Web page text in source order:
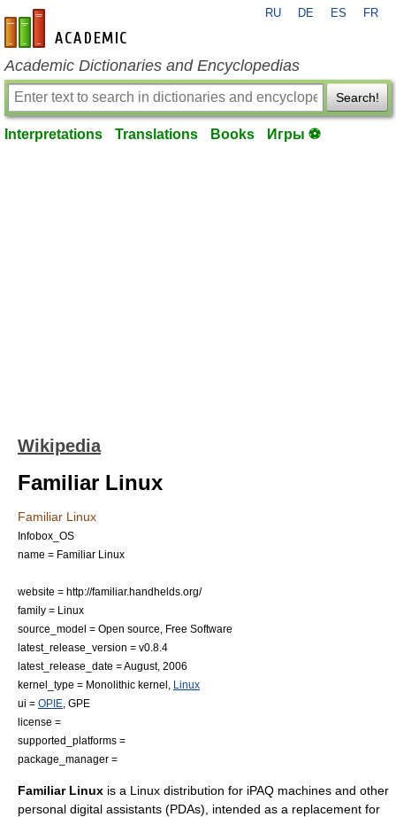
en-academic.com
RU DE ES FR
Academic Dictionaries and Encyclopedias
Search!
Interpretations Translations Books Игры ⚽
Wikipedia
Familiar Linux
Familiar Linux
Infobox_OS
name = Familiar Linux
website = http://familiar.handhelds.org/
family = Linux
source_model = Open source
Free Software
latest_release_version = v0.8.4
latest_release_date = August, 2006
kernel_type = Monolithic kernel
Linux
ui = OPIE , GPE
license =
supported_platforms =
package_manager =
Familiar Linux is a Linux distribution for iPAQ machines and other
personal digital assistants (PDAs), intended as a replacement for